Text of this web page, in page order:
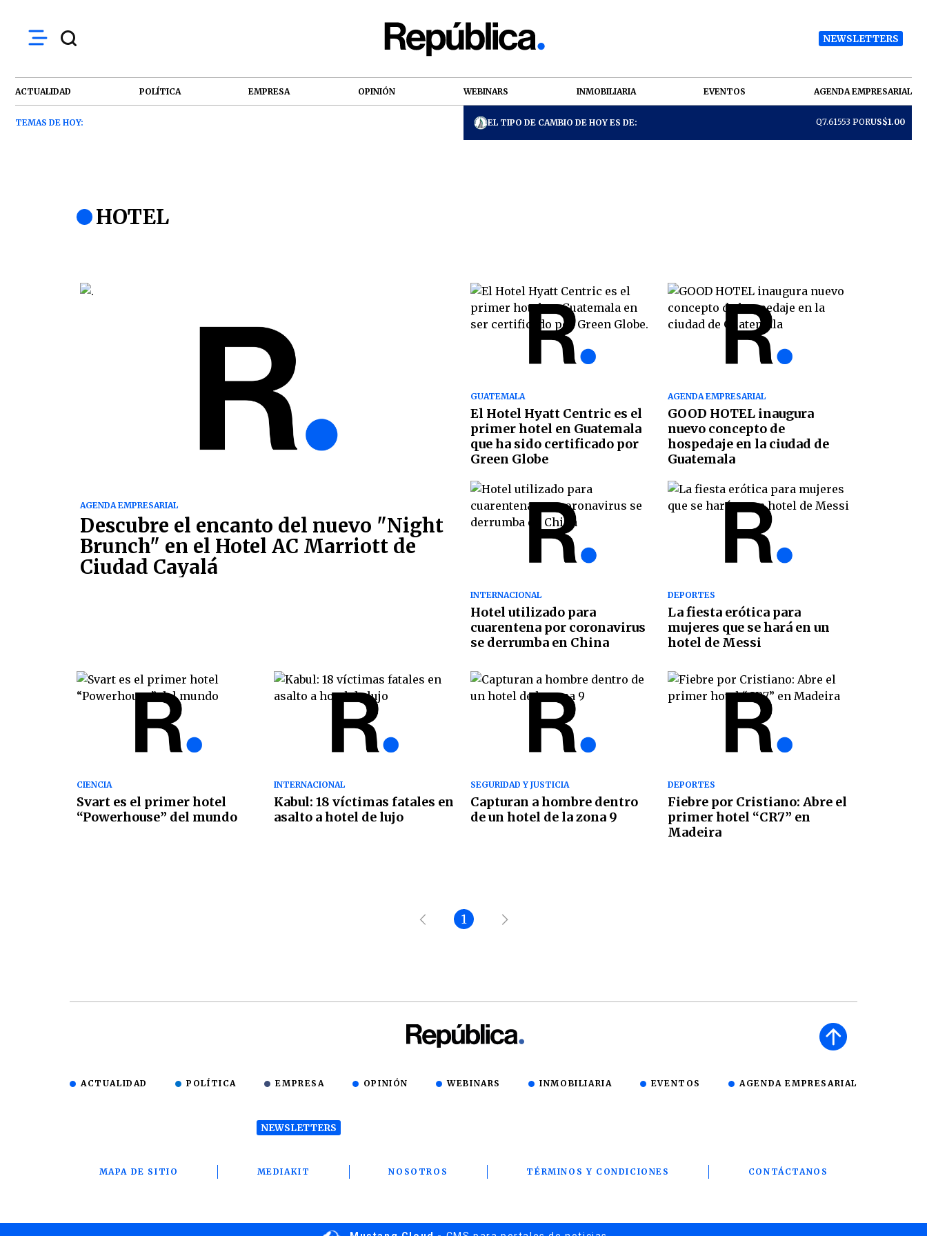
NEWSLETTERS
ACTUALIDAD POLÍTICA EMPRESA OPINIÓN WEBINARS INMOBILIARIA EVENTOS AGENDA EMPRESARIAL
TEMAS DE HOY: EL TIPO DE CAMBIO DE HOY ES DE: Q7.61553 PORUS$1.00
HOTEL
AGENDA EMPRESARIAL
Descubre el encanto del nuevo "Night
Brunch" en el Hotel AC Marriott de
Ciudad Cayalá
GUATEMALA
El Hotel Hyatt Centric es el
primer hotel en Guatemala
que ha sido certificado por
Green Globe
AGENDA EMPRESARIAL
GOOD HOTEL inaugura
nuevo concepto de
hospedaje en la ciudad de
Guatemala
INTERNACIONAL
Hotel utilizado para
cuarentena por coronavirus
se derrumba en China
DEPORTES
La fiesta erótica para
mujeres que se hará en un
hotel de Messi
CIENCIA
Svart es el primer hotel
“Powerhouse” del mundo
INTERNACIONAL
Kabul: 18 víctimas fatales en
asalto a hotel de lujo
SEGURIDAD Y JUSTICIA
Capturan a hombre dentro
de un hotel de la zona 9
DEPORTES
Fiebre por Cristiano: Abre el
primer hotel “CR7” en
Madeira
1
ACTUALIDAD POLÍTICA EMPRESA OPINIÓN WEBINARS INMOBILIARIA EVENTOS AGENDA EMPRESARIAL
NEWSLETTERS
MAPA DE SITIO MEDIAKIT NOSOTROS TÉRMINOS Y CONDICIONES CONTÁCTANOS